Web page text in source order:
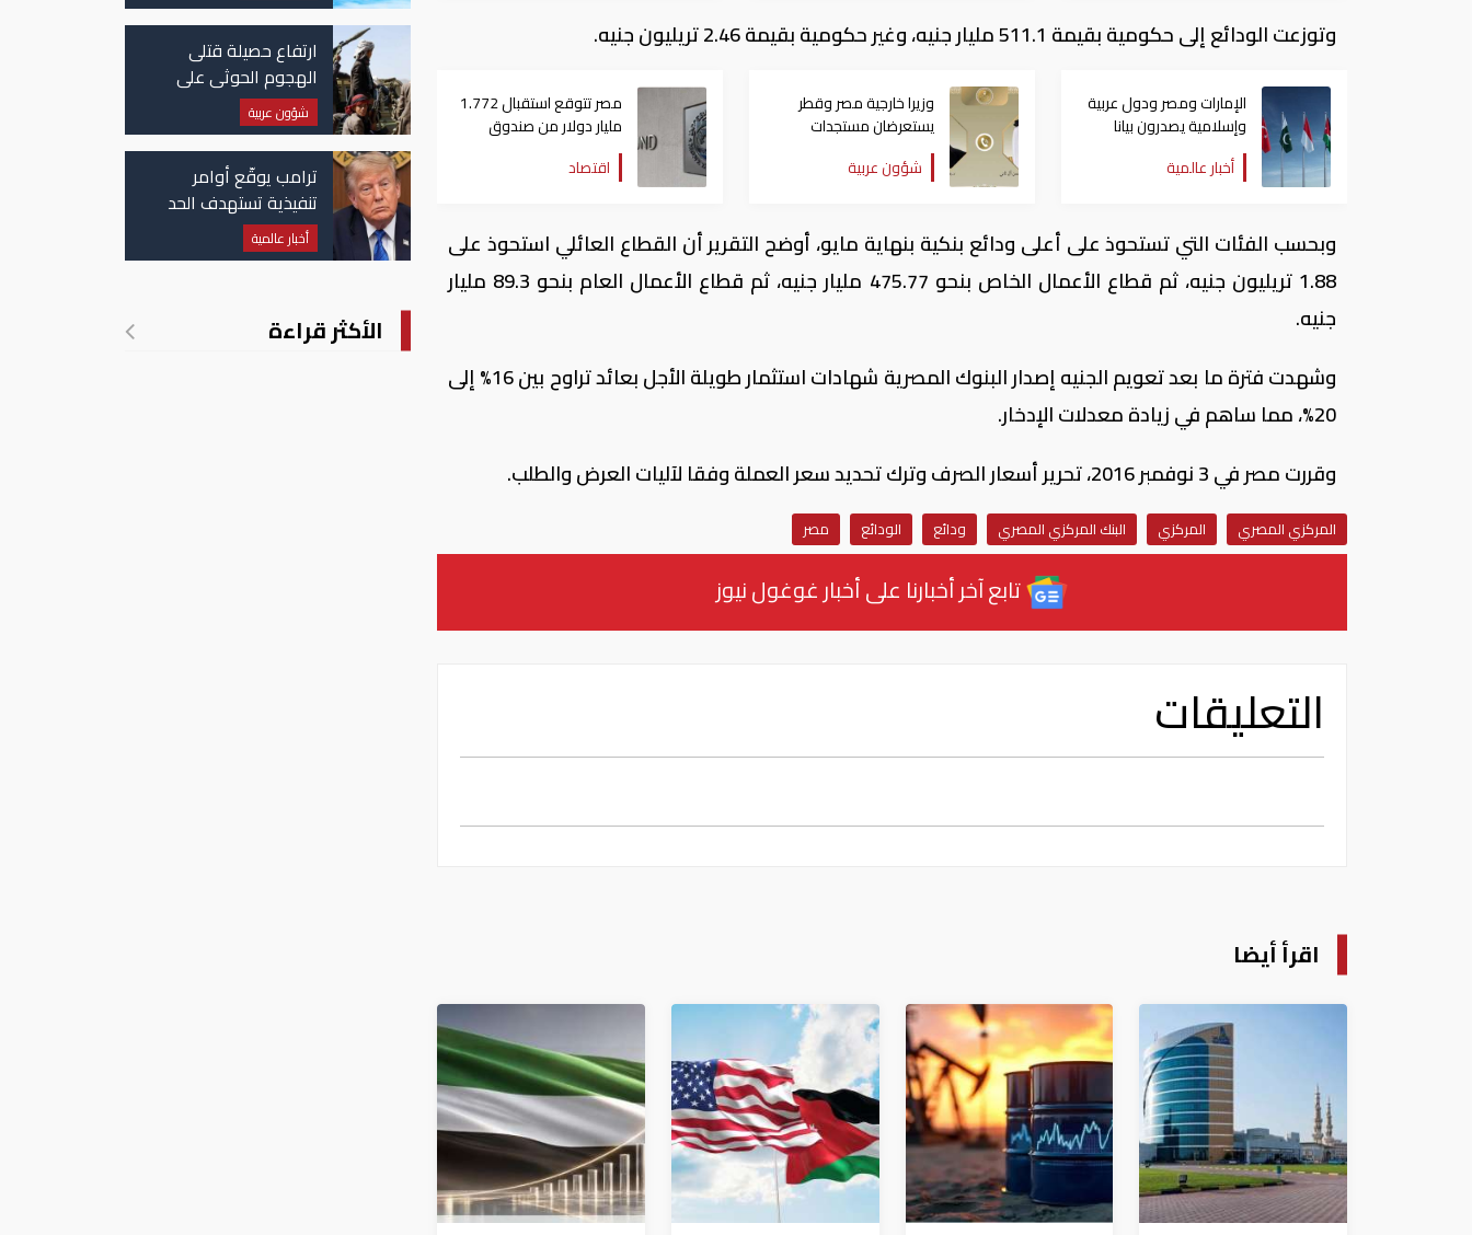
وتوزعت الودائع إلى حكومية بقيمة 511.1 مليار جنيه، وغير حكومية بقيمة 2.46 تريليون جنيه.
الإمارات ومصر ودول عربية
وإسلامية يصدرون بيانا
مشتركا بشأن الانتهاكات
الإسرائيلية في غزة
أخبار عالمية
وزيرا خارجية مصر وقطر
يستعرضان مستجدات
التحركات الإقليمية
شؤون عربية
مصر تتوقع استقبال 1.772
مليار دولار من صندوق
النقد خلال أيام
اقتصاد
وبحسب الفئات التي تستحوذ على أعلى ودائع بنكية بنهاية مايو، أوضح التقرير أن القطاع العائلي استحوذ على
1.88 تريليون جنيه، ثم قطاع الأعمال الخاص بنحو 475.77 مليار جنيه، ثم قطاع الأعمال العام بنحو 89.3 مليار
جنيه.
وشهدت فترة ما بعد تعويم الجنيه إصدار البنوك المصرية شهادات استثمار طويلة الأجل بعائد تراوح بين 16% إلى
20%، مما ساهم في زيادة معدلات الإدخار.
وقررت مصر في 3 نوفمبر 2016، تحرير أسعار الصرف وترك تحديد سعر العملة وفقا لآليات العرض والطلب.
المركزي المصري المركزي البنك المركزي المصري ودائع الودائع مصر
تابع آخر أخبارنا على أخبار غوغول نيوز
التعليقات
اقرأ أيضا
ارتفاع حصيلة قتلى
الهجوم الحوثي على
قتيلًا وعشرات الجرحى
شؤون عربية
ترامب يوقّع أوامر
تنفيذية تستهدف الحد
من منح الجنسية
الأمريكية بالولادة
أخبار عالمية
الأكثر قراءة